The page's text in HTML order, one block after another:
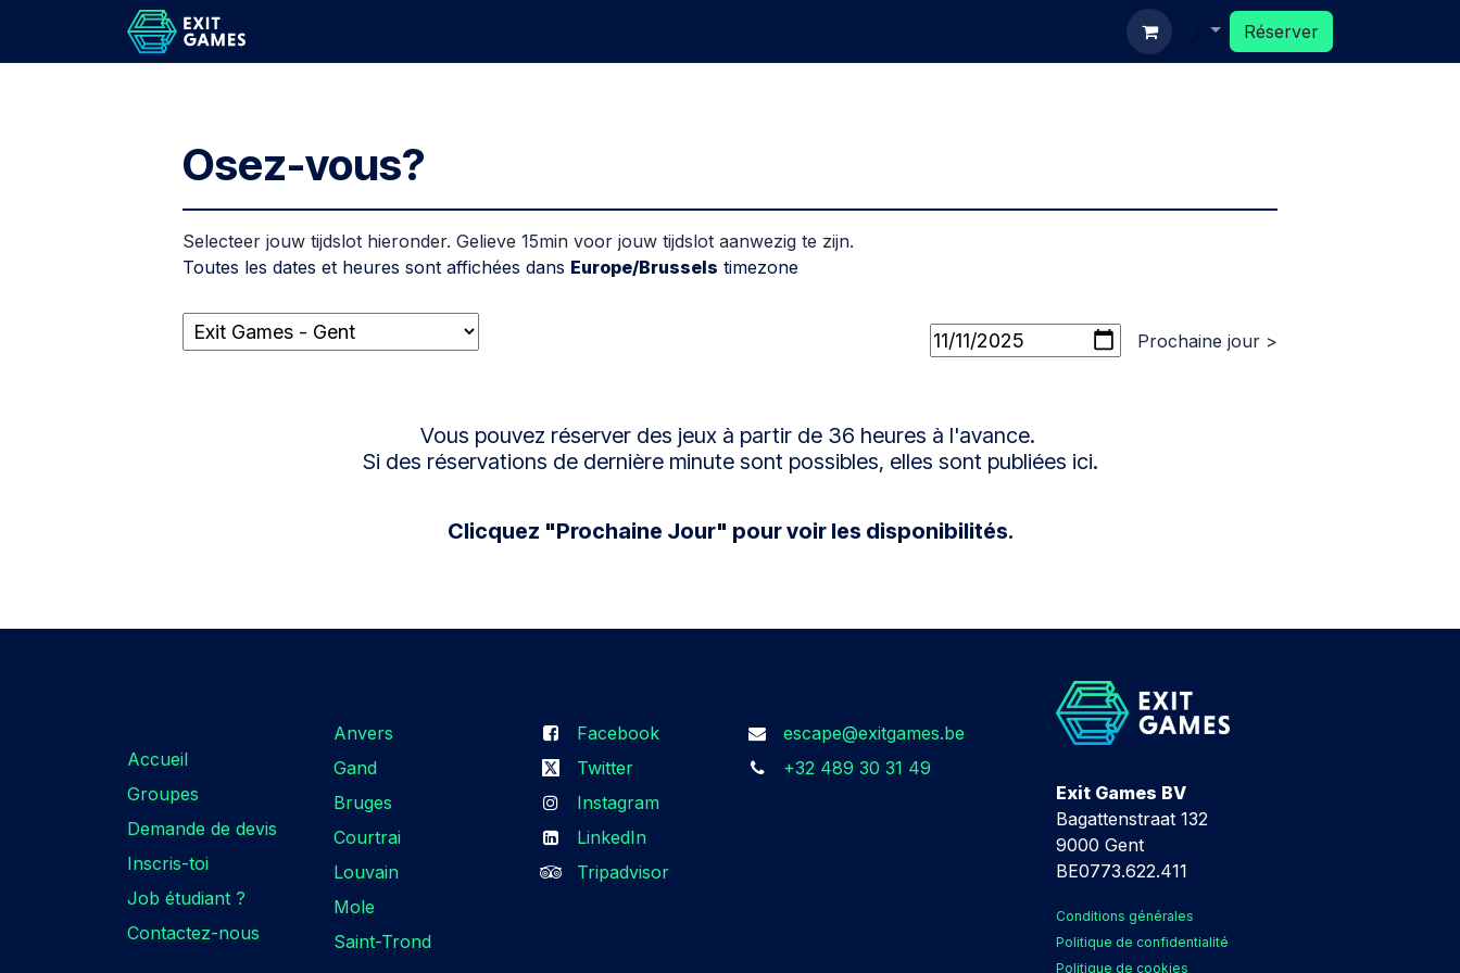
Se rendre au contenu
Réserver
Osez-vous?
Selecteer jouw tijdslot hieronder. Gelieve 15min voor jouw tijdslot aanwezig te zijn.
Toutes les dates et heures sont affichées dans Europe/Brussels timezone
Prochaine jour >
Vous pouvez réserver des jeux à partir de 36 heures à l'avance.
Si des réservations de dernière minute sont possibles, elles sont publiées ici.
Clicquez "Prochaine Jour" pour voir les disponibilités.
Accueil
Groupes
Demande de devis
Inscris-toi
Job étudiant ?
Contactez-nous
Anvers
Gand
Bruges
Courtrai
Louvain
Mole
Saint-Trond
Facebook
Twitter
Instagram
LinkedIn
Tripadvisor
escape@exitgames.be
+32 489 30 31 49
Exit Games BV
Bagattenstraat 132
9000 Gent
BE0773.622.411
Conditions générales
Politique de confidentialité
Politique de cookies